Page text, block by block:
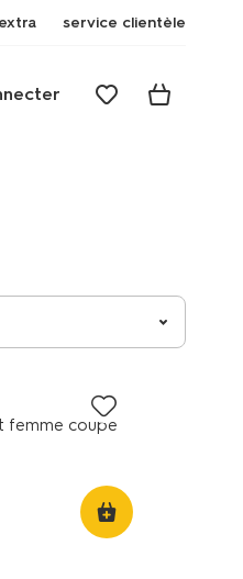
service clientèle
femme coupe